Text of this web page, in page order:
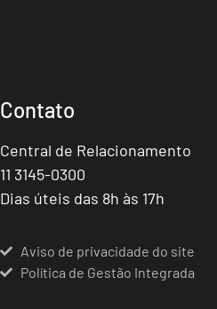
Contato
Central de Relacionamento
11 3145-0300
Dias úteis das 8h às 17h
Aviso de privacidade do site
Política de Gestão Integrada